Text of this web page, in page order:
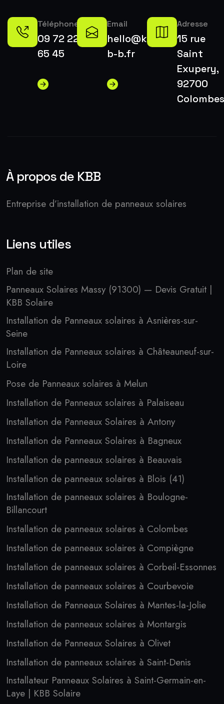
Téléphone
09 72 22
65 45
Email
hello@k-
b-b.fr
Adresse
15 rue
Saint
Exupery,
92700
Colombes
À propos de KBB
Entreprise d’installation de panneaux solaires
Liens utiles
Plan de site
Panneaux Solaires Massy (91300) — Devis Gratuit |
KBB Solaire
Installation de Panneaux solaires à Asnières-sur-
Seine
Installation de Panneaux solaires à Châteauneuf-sur-
Loire
Pose de Panneaux solaires à Melun
Installation de Panneaux solaires à Palaiseau
Installation de Panneaux Solaires à Antony
Installation de Panneaux Solaires à Bagneux
Installation de panneaux solaires à Beauvais
Installation de panneaux solaires à Blois (41)
Installation de panneaux solaires à Boulogne-
Billancourt
Installation de panneaux solaires à Colombes
Installation de panneaux solaires à Compiègne
Installation de panneaux solaires à Corbeil-Essonnes
Installation de panneaux solaires à Courbevoie
Installation de Panneaux Solaires à Mantes-la-Jolie
Installation de panneaux solaires à Montargis
Installation de Panneaux Solaires à Olivet
Installation de panneaux solaires à Saint-Denis
Installateur Panneaux Solaires à Saint-Germain-en-
Laye | KBB Solaire